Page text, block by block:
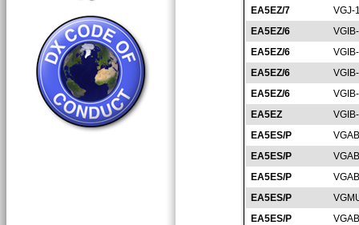
EA5EZ/7
VGJ-
EA5EZ/6
EA5EZ/6
EA5EZ/6
EA5EZ/6
EA5EZ
EA5ES/P
EA5ES/P
EA5ES/P
EA5ES/P
EA5ES/P